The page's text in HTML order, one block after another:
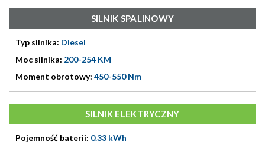
SILNIK SPALINOWY
Typ silnika: Diesel
Moc silnika: 200-254 KM
Moment obrotowy: 450-550 Nm
SILNIK ELEKTRYCZNY
Pojemność baterii: 0.33 kWh